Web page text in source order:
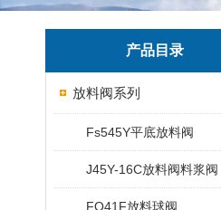
产品目录
放料阀系列
Fs545Y平底放料阀
J45Y-16C放料阀料浆阀
FQ41F放料球阀